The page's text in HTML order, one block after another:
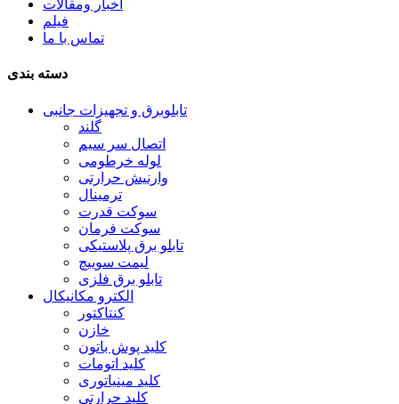
اخبار ومقالات
فیلم
تماس با ما
دسته بندی
تابلوبرق و تجهیزات جانبی
گلند
اتصال سر سیم
لوله خرطومی
وارنیش حرارتی
ترمینال
سوکت قدرت
سوکت فرمان
تابلو برق پلاستیکی
لیمت سوییچ
تابلو برق فلزی
الکترو مکانیکال
کنتاکتور
خازن
کلید پوش باتون
کلید اتومات
کلید مینیاتوری
کلید حرارتی